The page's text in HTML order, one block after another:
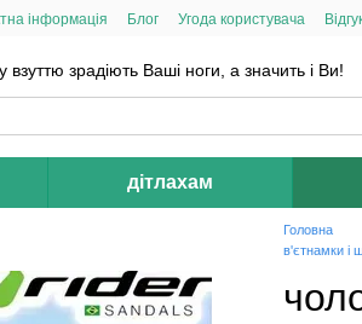
інформація Блог Угода користувача
зрадіють Ваші ноги, а значить і Ви!
дітлахам
Головна
в'єтнамки і